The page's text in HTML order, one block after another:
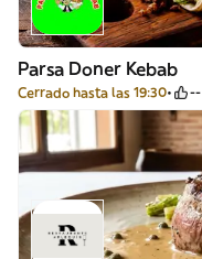
Parsa Doner Kebab
Cerrado hasta las 19:30 --